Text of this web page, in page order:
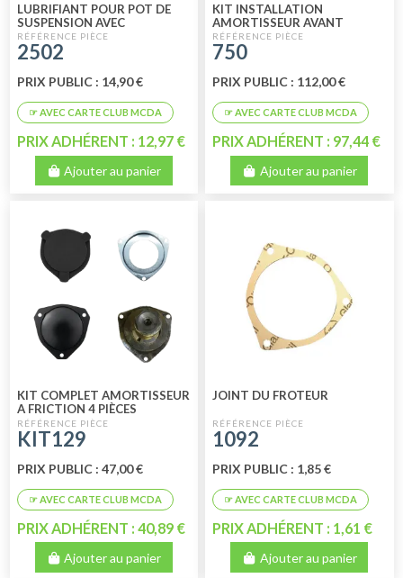
LUBRIFIANT POUR POT DE
SUSPENSION AVEC
APPLICATEUR FLEXIBLE
2502
PRIX PUBLIC : 14,90 €
PRIX ADHÉRENT : 12,97 €
Ajouter au panier
KIT INSTALLATION
AMORTISSEUR AVANT
MÉHARI - 2CV - DYANE
750
PRIX PUBLIC : 112,00 €
PRIX ADHÉRENT : 97,44 €
Ajouter au panier
KIT COMPLET AMORTISSEUR
A FRICTION 4 PIÈCES
KIT129
PRIX PUBLIC : 47,00 €
PRIX ADHÉRENT : 40,89 €
Ajouter au panier
JOINT DU FROTEUR
1092
PRIX PUBLIC : 1,85 €
PRIX ADHÉRENT : 1,61 €
Ajouter au panier